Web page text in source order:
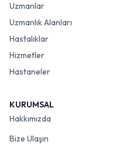
Uzmanlar
Uzmanlık Alanları
Hastalıklar
Hizmetler
Hastaneler
KURUMSAL
Hakkımızda
Bize Ulaşın